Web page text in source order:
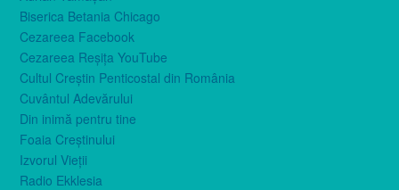
Biserica Betania Chicago
Cezareea Facebook
Cezareea Reşiţa YouTube
Cultul Creştin Penticostal din România
Cuvântul Adevărului
Din inimă pentru tine
Foaia Creştinului
Izvorul Vieţii
Radio Ekklesia